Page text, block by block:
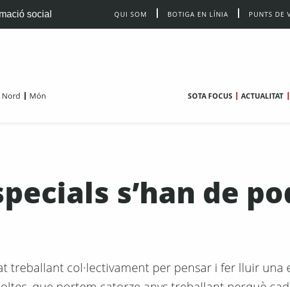
social QUI SOM BOTIGA EN LÍNIA PUNTS DE
Nord Món SOTA FOCUS ACTUALITAT
s’han de
treballant col·lectivament per pensar i fer lluir una